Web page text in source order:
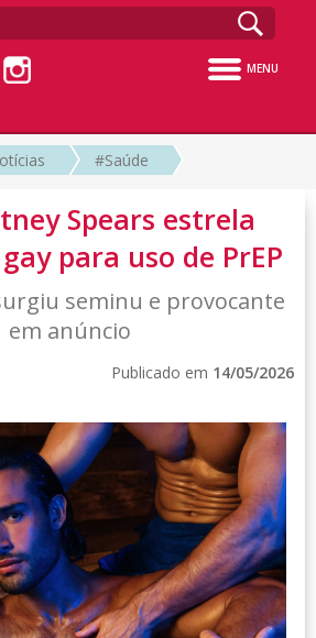
MENU
#Saúde
Spears estrela
para uso de PrEP
seminu e provocante
em anúncio
Publicado em 14/05/2026